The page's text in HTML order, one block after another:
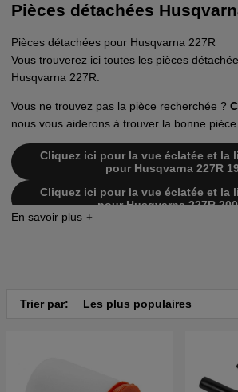
Pièces détachées
Pièces détachées pour Husqvarna 227R
Vous trouverez ici toutes les pièces
Husqvarna 227R.
Vous ne trouvez pas la pièce recherchée ?
nous vous aiderons à trouver la bonne pièce.
Cliquez ici pour la vue éclatée et la
pour Husqvarna 227R
Cliquez ici pour la vue éclatée et la
pour Husqvarna 227R
Cliquez ici pour la vue éclatée et la
Trier par: Les plus populaires